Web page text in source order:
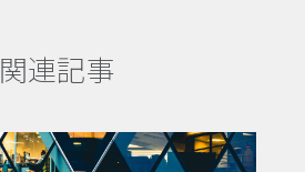
関連記事